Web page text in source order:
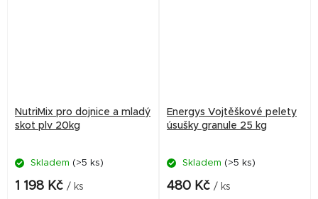
NutriMix pro dojnice a mladý
skot plv 20kg
Skladem (>5 ks)
1 198 Kč / ks
Energys Vojtěškové pelety
úsušky granule 25 kg
Skladem (>5 ks)
480 Kč / ks